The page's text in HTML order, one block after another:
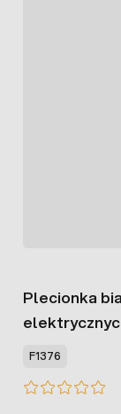
Plecionka
F1376